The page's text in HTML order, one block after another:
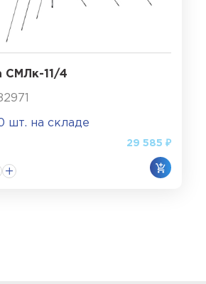
СМЛк-11/4
шт. на складе
29 585 ₽